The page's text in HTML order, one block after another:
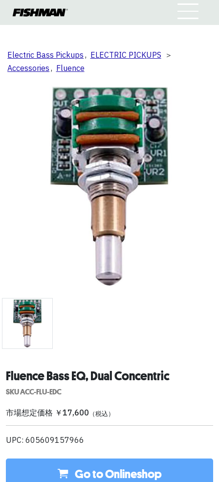
Electric Bass Pickups , ELECTRIC PICKUPS ＞
Accessories , Fluence
Fluence Bass EQ, Dual Concentric
SKU ACC-FLU-EDC
市場想定価格 ￥17,600 （税込）
UPC: 605609157966
Go to Onlineshop